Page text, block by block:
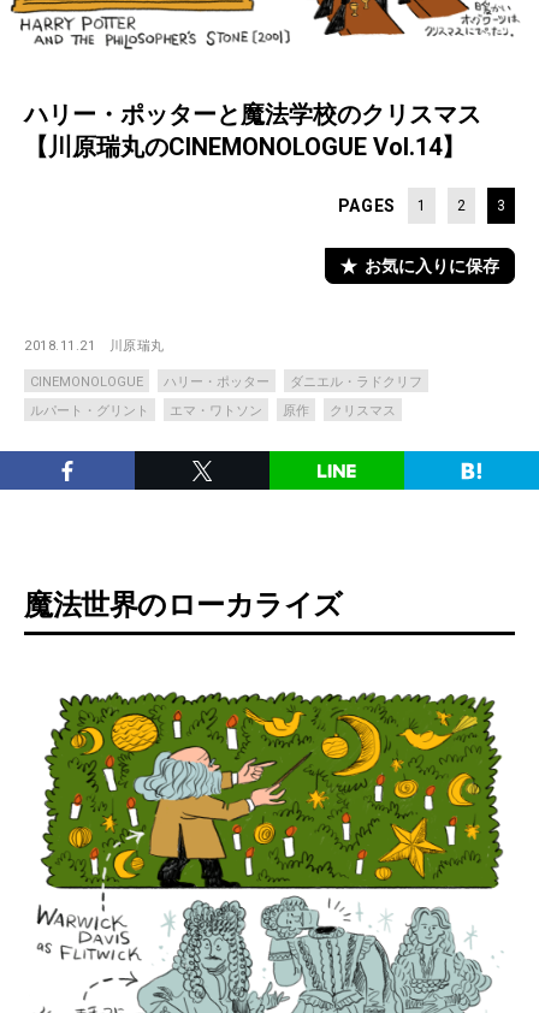
ハリー・ポッターと魔法学校のクリスマス
【川原瑞丸のCINEMONOLOGUE Vol.14】
PAGES 1 2 3
お気に入りに保存
2018.11.21 川原瑞丸
CINEMONOLOGUE ハリー・ポッター
ダニエル・ラドクリフ
ルパート・グリント
エマ・ワトソン 原作 クリスマス
魔法世界のローカライズ